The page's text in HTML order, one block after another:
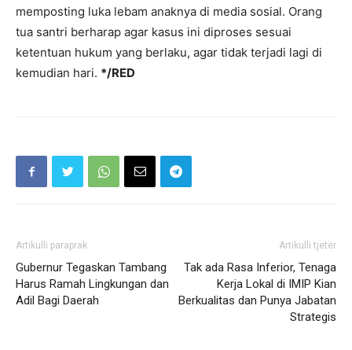
memposting luka lebam anaknya di media sosial. Orang
tua santri berharap agar kasus ini diproses sesuai
ketentuan hukum yang berlaku, agar tidak terjadi lagi di
kemudian hari. */RED
Artikulli paraprak
Gubernur Tegaskan Tambang
Harus Ramah Lingkungan dan
Adil Bagi Daerah
Artikulli tjetër
Tak ada Rasa Inferior, Tenaga
Kerja Lokal di IMIP Kian
Berkualitas dan Punya Jabatan
Strategis